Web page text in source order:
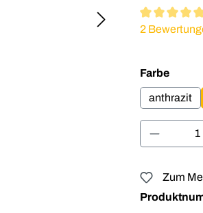
2
Farbe
anthrazit
Zum